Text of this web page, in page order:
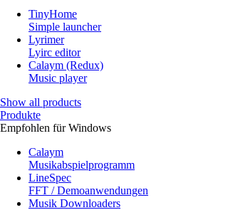
TinyHome
Simple launcher
Lyrimer
Lyirc editor
Calaym (Redux)
Music player
Show all products
Produkte
Empfohlen für Windows
Calaym
Musikabspielprogramm
LineSpec
FFT / Demoanwendungen
Musik Downloaders